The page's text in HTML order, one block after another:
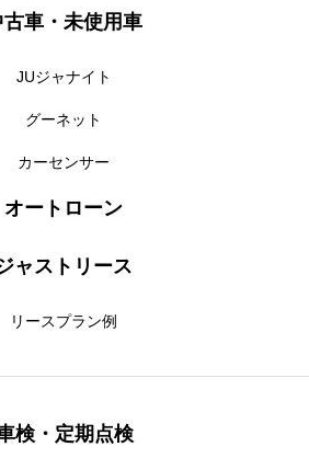
古車・未使用車
JUジャナイト
グーネット
カーセンサー
オートローン
ャストリース
リースプラン例
検・定期点検